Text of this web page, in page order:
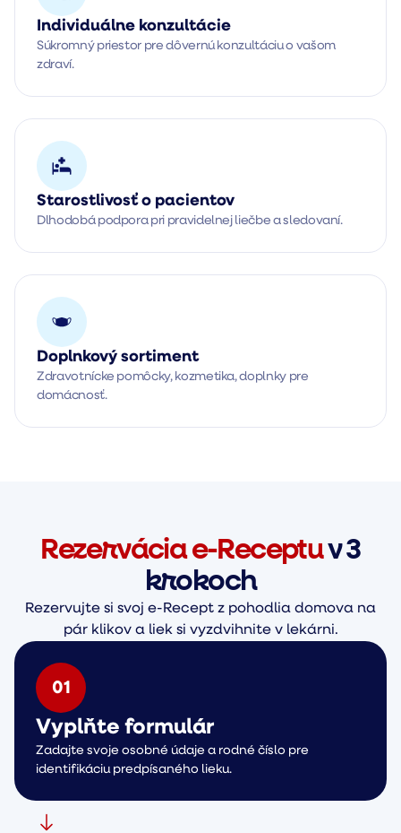
Individuálne konzultácie
Súkromný priestor pre dôvernú konzultáciu o vašom
zdraví.
Starostlivosť o pacientov
Dlhodobá podpora pri pravidelnej liečbe a sledovaní.
Doplnkový sortiment
Zdravotnícke pomôcky, kozmetika, doplnky pre
domácnosť.
Rezervácia e-Receptuv 3
krokoch
Rezervujte si svoj e-Recept z pohodlia domova na
pár klikov a liek si vyzdvihnite v lekárni.
01
Vyplňte formulár
Zadajte svoje osobné údaje a rodné číslo pre
identifikáciu predpísaného lieku.